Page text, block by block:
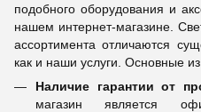
подобного оборудования и
нашем интернет-магазине.
ассортимента отличаются
как и наши услуги. Основные
Наличие гарантии от
магазин является